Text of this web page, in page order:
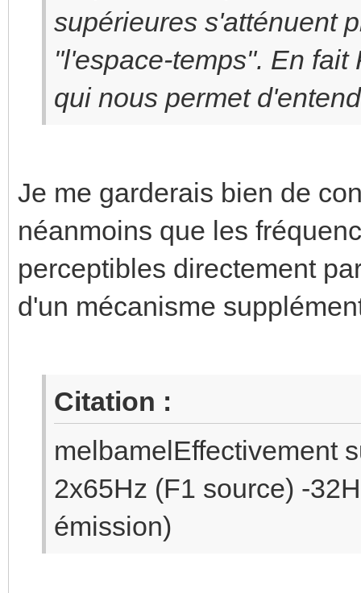
supérieures s'atténuent
"l'espace-temps". En
qui nous permet
Je me garderais bien de
néanmoins que les
perceptibles directement
d'un mécanisme
Citation :
melbamelEffectivement
2x65Hz (F1 source) -
émission)